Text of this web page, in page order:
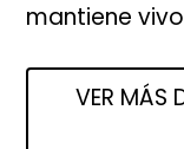
mantiene
VER MÁS